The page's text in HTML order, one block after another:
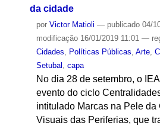
da cidade
por Victor Matioli — publicado04/
modificação16/01/2019 11:01 —
Cidades, Políticas Públicas, Arte,
Setubal , capa
No dia 28 de setembro, o
evento do ciclo
intitulado Marcas na Pele
Visuais das Periferias, que